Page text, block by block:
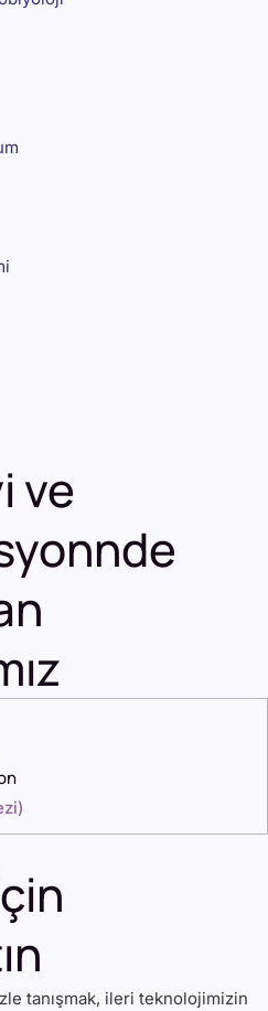
ve
)
tanışmak, ileri teknolojimizin